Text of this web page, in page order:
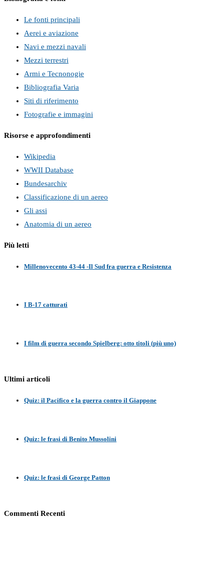
Le fonti principali
Aerei e aviazione
Navi e mezzi navali
Mezzi terrestri
Armi e Tecnonogie
Bibliografia Varia
Siti di riferimento
Fotografie e immagini
Risorse e approfondimenti
Wikipedia
WWII Database
Bundesarchiv
Classificazione di un aereo
Gli assi
Anatomia di un aereo
Più letti
Millenovecento 43-44 -Il Sud fra guerra e Resistenza
I B-17 catturati
I film di guerra secondo Spielberg: otto titoli (più uno)
Ultimi articoli
Quiz: il Pacifico e la guerra contro il Giappone
Quiz: le frasi di Benito Mussolini
Quiz: le frasi di George Patton
Commenti Recenti